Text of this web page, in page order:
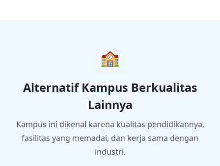
🏫
Alternatif Kampus Berkualitas
Lainnya
Kampus ini dikenal karena kualitas pendidikannya,
fasilitas yang memadai, dan kerja sama dengan
industri.